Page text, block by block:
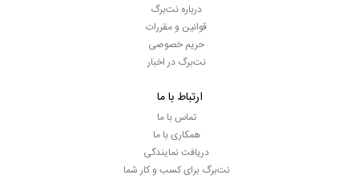
درباره نت‌برگ
قوانین و مقررات
حریم خصوصی
نت‌برگ در اخبار
ارتباط با ما
تماس با ما
همکاری با ما
دریافت نمایندگی
نت‌برگ برای کسب و کار شما